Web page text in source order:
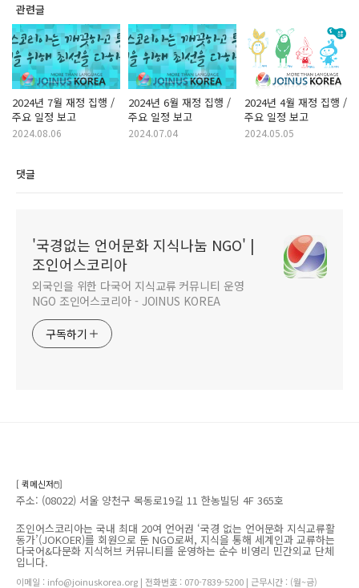
관련글
2024년 7월 재정 집행 /
주요 일정 보고
2024.08.06
2024년 6월 재정 집행 /
주요 일정 보고
2024.07.04
2024년 4월 재정 집행 /
주요 일정 보고
2024.05.05
댓글
'국경없는 언어문화 지식나눔 NGO' |
조인어스코리아
외국인을 위한 다국어 지식교류 커뮤니티 운영
NGO 조인어스코리아 - JOINUS KOREA
구독하기
[ 퀵메신저🖱️]
주소: (08022) 서울 양천구 목동로19길 11 한농빌딩 4F 365호
조인어스코리아는 국내 최대 20여 언어권 ‘국경 없는 언어문화 지식교류활
동가’(JOKOER)를 회원으로 둔 NGO로써, 지식을 통해 세계인과 교류하는
다국어&다문화 지식허브 커뮤니티를 운영하는 순수 비영리 민간외교 단체
입니다.
이메일 : info@joinuskorea.org | 전화번호 : 070-7839-5200 | 근무시간 : (월~금)